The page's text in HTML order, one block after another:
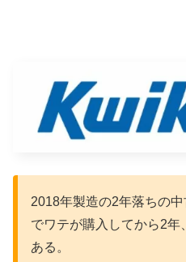
2018年製造の2年落ちの
でワテが購入してから2
ある。